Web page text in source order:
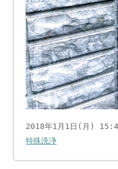
2018年1月1日(月)
特殊洗浄